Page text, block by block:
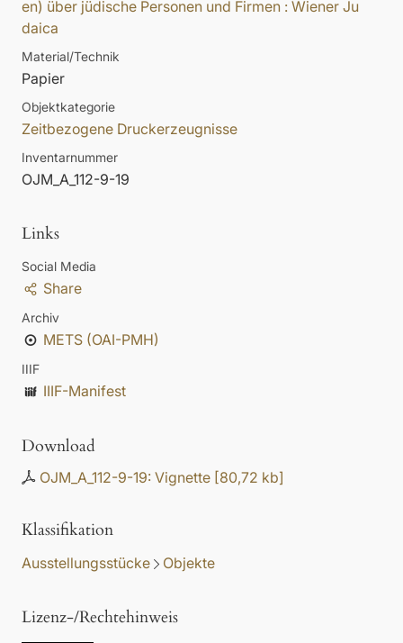
en) über jüdische Personen und Firmen : Wiener Ju
daica
Material/Technik
Papier
Objektkategorie
Zeitbezogene Druckerzeugnisse
Inventarnummer
OJM_A_112-9-19
Links
Social Media
Share
Archiv
METS (OAI-PMH)
IIIF
IIIF-Manifest
Download
OJM_A_112-9-19: Vignette [80,72 kb]
Klassifikation
Ausstellungsstücke Objekte
Lizenz-/Rechtehinweis